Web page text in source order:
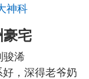
神科
豪宅
骏浠
好，深得老爷奶